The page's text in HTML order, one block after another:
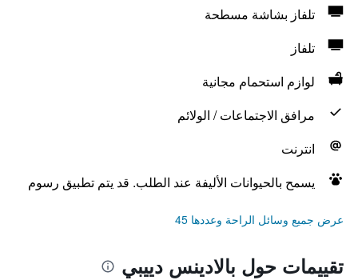
تلفاز بشاشة مسطحة
تلفاز
لوازم استحمام مجانية
مرافق الاجتماعات / الولائم
انترنت
يسمح بالحيوانات الأليفة عند الطلب. قد يتم تطبيق رسوم
عرض جميع وسائل الراحة وعددها 45
تقييمات حول بالادينس دييبي